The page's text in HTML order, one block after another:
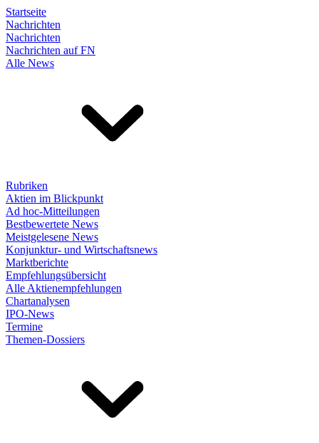
Startseite
Nachrichten
Nachrichten
Nachrichten auf FN
Alle News
Rubriken
Aktien im Blickpunkt
Ad hoc-Mitteilungen
Bestbewertete News
Meistgelesene News
Konjunktur- und Wirtschaftsnews
Marktberichte
Empfehlungsübersicht
Alle Aktienempfehlungen
Chartanalysen
IPO-News
Termine
Themen-Dossiers